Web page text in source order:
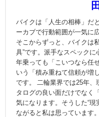
バイクは「人生の相棒」だ
ーカブで行動範囲が一気に
そこからずっと、バイクは
具”です。派手なスペック
年乗っても「こいつなら任
いう「積み重ねて信頼が増
です。 二輪業界では25年、
タログの良い面だけでなく
気になります。そうした“現
ながると私は思っています。